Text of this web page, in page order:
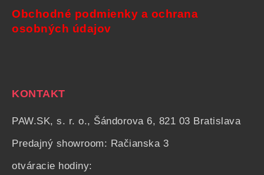
Obchodné podmienky a ochrana
osobných údajov
KONTAKT
PAW.SK, s. r. o., Šándorova 6, 821 03 Bratislava
Predajný showroom: Račianska 3
otváracie hodiny: